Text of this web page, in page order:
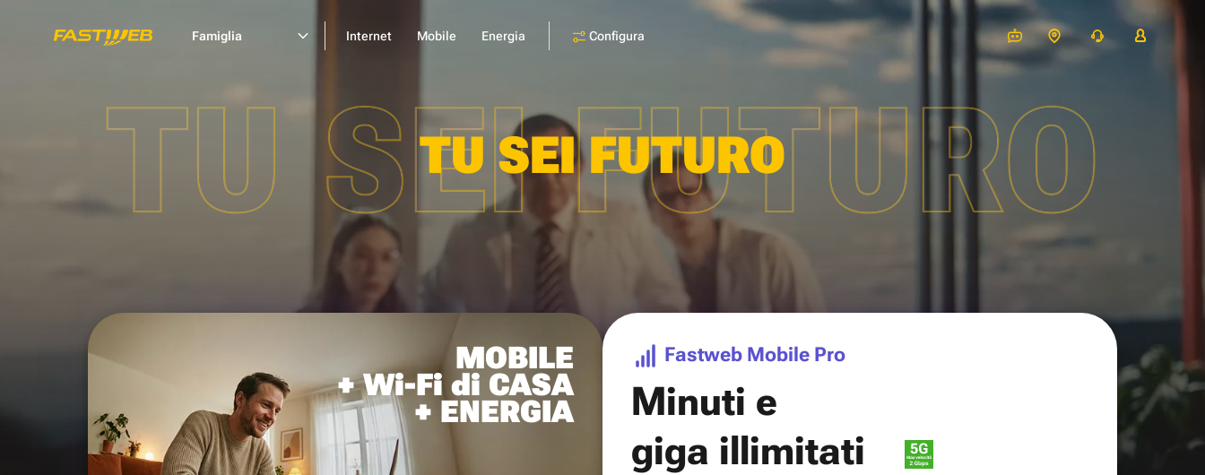
Famiglia Internet Mobile Energia Configura
TU SEI FUTURO
TU SEI FUTURO
MOBILE
+ Wi-Fi di CASA
+ ENERGIA
Fastweb Mobile Pro
Minuti e
giga illimitati